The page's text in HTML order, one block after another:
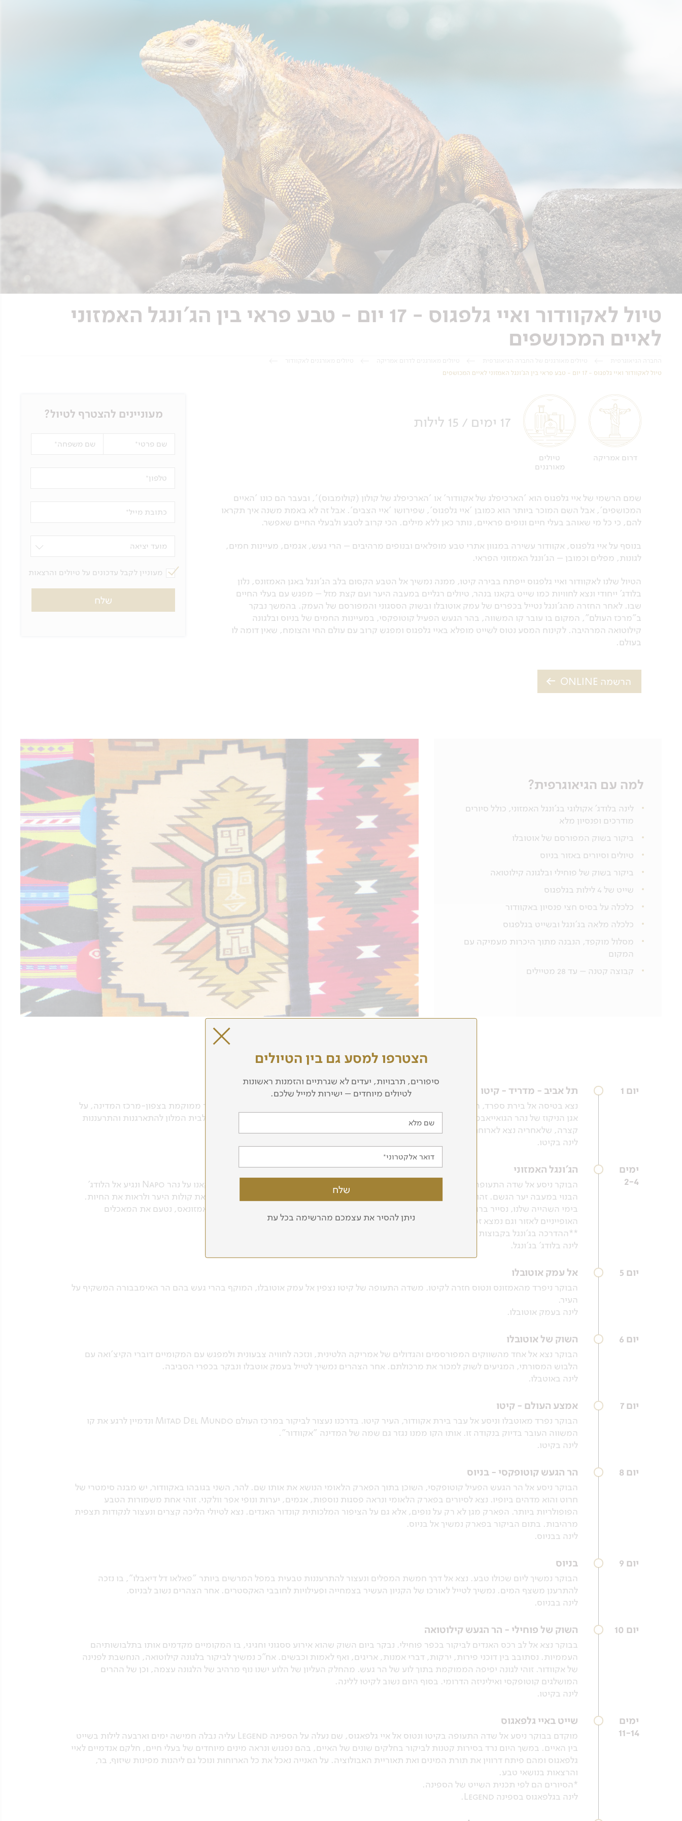
טיול לאקוודור ואיי גלפגוס - 17 יום - טבע פראי בין הג'ונגל האמזוני
לאיים המכושפים
טיול לאקוודור ואיי גלפגוס - 17 יום - טבע פראי בין הג'ונגל האמזוני לאיים המכושפים
דרום אמריקה
טיולים
מאורגנים
17 ימים / 15 לילות
שמם הרשמי של איי גלפגוס הוא 'הארכיפלג של אקוודור' או 'הארכיפלג של קולון (קולומבוס)', ובעבר הם כונו 'האיים
המכושפים', אבל השם המוכר ביותר הוא כמובן 'איי גלפגוס', שפירושו 'איי הצבים'. אבל זה לא באמת משנה איך תקראו
להם, כי כל מי שאוהב בעלי חיים ונופים פראיים, נותר כאן ללא מילים. הכי קרוב לטבע ולבעלי החיים שאפשר.
בנוסף על איי גלפגוס, אקוודור עשירה במגוון אתרי טבע מופלאים ובנופים מרהיבים – הרי געש, אגמים, מעיינות חמים,
לגונות, מפלים וכמובן – הג'ונגל האמזוני הפראי.
הטיול שלנו לאקוודור ואיי גלפגוס ייפתח בבירה קיטו, ממנה נמשיך אל הטבע הקסום בלב הג’ונגל באגן האמזונס, נלון
בלודג’ ייחודי ונצא לחוויות כמו שייט בקאנו בנהר, טיולים רגליים במעבה היער ועם קצת מזל – מפגש עם בעלי החיים
שבו. לאחר החזרה מהג'ונגל נטייל בכפרים של עמק אוטובלו ובשוק הססגוני והמפורסם של העמק. בהמשך נבקר
ב"מרכז העולם", המקום בו עובר קו המשווה, בהר הגעש הפעיל קוטופקסי, במעיינות החמים של בניוס ובלגונה
קילוטואה המרהיבה. לקינוח המסע נטוס לשייט מופלא באיי גלפגוס ומפגש קרוב עם עולם החי והצומח, שאין דומה לו
בעולם.
הרשמה ONLINE
מעוניינים להצטרף לטיול?
שם פרטי שם משפחה
טלפון
כתובת מייל
מועד יציאה
מעוניין לקבל עדכונים על טיולים והרצאות
למה עם הגיאוגרפית?
לינה בלודג' אקולוגי בג'ונגל האמזוני, כולל סיורים
מודרכים ופנסיון מלא
ביקור בשוק המפורסם של אוטובלו
טיולים וסיורים באזור בניוס
ביקור בשוק של פוחילי ובלגונה קילוטואה
שייט של 4 לילות בגלפגוס
כלכלה על בסיס חצי פנסיון באקוודור
כלכלה מלאה בג'ונגל ובשייט בגלפגוס
מסלול מוקפד, הנבנה מתוך היכרות מעמיקה עם
המקום
קבוצה קטנה – עד 28 מטיילים
מסלול הטיול
יום 1 תל אביב - מדריד - קיטו
נצא בטיסה אל בירת ספרד, העיר מדריד, וממנה נמשיך בטיסה טרנסאטלנטית אל קיטו, בירת אקוודור. העיר ממוקמת בצפון-מרכז המדינה, על
אגן הניקוז של נהר הגואייאבמבה ועל גדותיו המזרחיות של הר הגעש הכבוי פיצ'ינצ'ה. לאחר הנחיתה ניסע לבית המלון להתארגנות והתרעננות
קצרה, שלאחריה נצא לארוחת ערב ולסיור היכרות ראשוני עם הבירה הדרום אמריקאית.
לינה בקיטו.
ימים
2-4
הג'ונגל האמזוני
הבוקר ניסע אל שדה התעופה ונטוס אל העיירה קוקה. משם נצא לעבר הלודג' אשר באגן האמזונס. נשוט בקאנו על נהר Napo ונגיע אל הלודג'
הבנוי במעבה יער הגשם. זהו לודג' אקולוגי מיוחד המורכב מחדרים מחומרים טבעיים, מהחדר ניתן לשמוע את קולות היער ולראות את החיות.
בימי השהייה שלנו, נסייר ברגל ובקאנו בין השבילים של היער, נכיר את הצמחייה ואת בעלי החיים של אגן האמזונאס, נטעם את המאכלים
האופייניים לאזור וגם נמצא זמן לשכב בערסל ולהקשיב לרחשי היער
**ההדרכה בג'ונגל בקבוצות קטנות מלוות במדרך מקומי דובר אנגלית.
לינה בלודג' בג'ונגל.
יום 5 אל עמק אוטובלו
הבוקר ניפרד מהאמזונס ונטוס חזרה לקיטו. משדה התעופה של קיטו נצפין אל עמק אוטובלו, המוקף בהרי געש בהם הר האימבבורה המשקיף על
העיר.
לינה בעמק אוטובלו.
יום 6 השוק של אוטובלו
הבוקר נצא אל אחד מהשווקים המפורסמים והגדולים של אמריקה הלטינית, ונזכה לחוויה צבעונית ולמפגש עם המקומיים דוברי הקיצ'ואה עם
הלבוש המסורתי, המגיעים לשוק למכור את מרכולתם. אחר הצהרים נמשיך לטייל בעמק אוטבלו ונבקר בכפרי הסביבה.
לינה באוטבלו.
יום 7 אמצע העולם - קיטו
הבוקר נפרד מאוטבלו וניסע אל עבר בירת אקוודור, העיר קיטו. בדרכנו נעצור לביקור במרכז העולם Mitad Del Mundo ונדמיין לרגע את קו
המשווה העובר בדיוק בנקודה זו. אותו הקו ממנו נגזר גם שמה של המדינה "אקוודור".
לינה בקיטו.
יום 8 הר הגעש קוטופקסי - בניוס
הבוקר ניסע אל הר הגעש הפעיל קוטופקסי, השוכן בתוך הפארק הלאומי הנושא את אותו שם. להר, השני בגובהו באקוודור, יש מבנה סימטרי של
חרוט והוא מדהים ביופיו. נצא לסיורים בפארק הלאומי ונראה פסגות נוספות, אגמים, יערות ונופי אפר וולקני. זוהי אחת משמורות הטבע
הפופולריות ביותר. הפארק מגן לא רק על נופים, אלא גם על הציפור המלכותית קונדור האנדים. נצא לטיולי הליכה קצרים ונעצור לנקודות תצפית
מרהיבות. בתום הביקור בפארק נמשיך אל בניוס.
לינה בבניוס.
יום 9 בניוס
הבוקר נמשיך ליום שכולו טבע. נצא אל דרך חמשת המפלים ונעצור להתרעננות טבעית במפל המרשים ביותר "פאלאו דל דיאבלו", בו נזכה
להתרענן משצף המים. נמשיך לטייל לאורכו של הקניון העשיר בצמחייה ופעילויות לחובבי האקסטרים. אחר הצהרים נשוב לבניוס.
לינה בבניוס.
יום 10 השוק של פוחילי - הר הגעש קילוטואה
בבוקר נצא אל לב רכס האנדים לביקור בכפר פוחילי. נבקר ביום השוק שהוא אירוע ססגוני וחגיגי, בו המקומיים מקדמים אותו בתלבושותיהם
העממיות. נסתובב בין דוכני פירות, ירקות, דברי אמנות, אריגים, ואף לאמות וכבשים. אח"כ נמשיך לביקור בלגונה קילוטואה, הנחשבת לפנינה
של אקוודור. זוהי לגונה יפיפה הממוקמת בתוך לוע של הר געש. מהחלק העליון של הלוע ישנו נוף מרהיב של הלגונה עצמה, וכן של ההרים
המושלגים קוטופקסי ואיליניזה הדרומי. בסוף היום נשוב לקיטו ללינה.
לינה בקיטו.
ימים
11-14
שייט באיי גלפאגוס
מוקדם בבוקר ניסע אל שדה התעופה בקיטו ונטוס אל איי גלפאגוס, שם נעלה על הספינה Legend עליה נבלה חמישה ימים וארבעה לילות בשייט
בין האיים. במשך היום נרד בסירות קטנות לביקור בחלקים שונים של האיים, בהם נפגוש ונראה מינים מיוחדים של בעלי חיים, חלקם אנדמיים לאיי
גלפאגוס ומהם פיתח דרווין את תורת המינים ואת תאוריית האבולוציה. על האנייה נאכל את כל הארוחות ונוכל גם ליהנות מפינות שיזוף, בר,
והרצאות בנושאי טבע.
*הסיורים הם לפי תכנית השייט של הספינה.
לינה בגלפאגוס בספינה Legend.
הצטרפו למסע גם בין הטיולים
סיפורים, תרבויות, יעדים לא שגרתיים והזמנות ראשונות
לטיולים מיוחדים – ישירות למייל שלכם.
שם מלא
דואר אלקטרוני
ניתן להסיר את עצמכם מהרשימה בכל עת